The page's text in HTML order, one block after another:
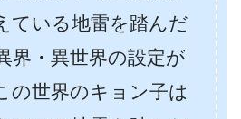
ている地雷を踏んだ
界・異世界の設定が
の世界のキョン子は